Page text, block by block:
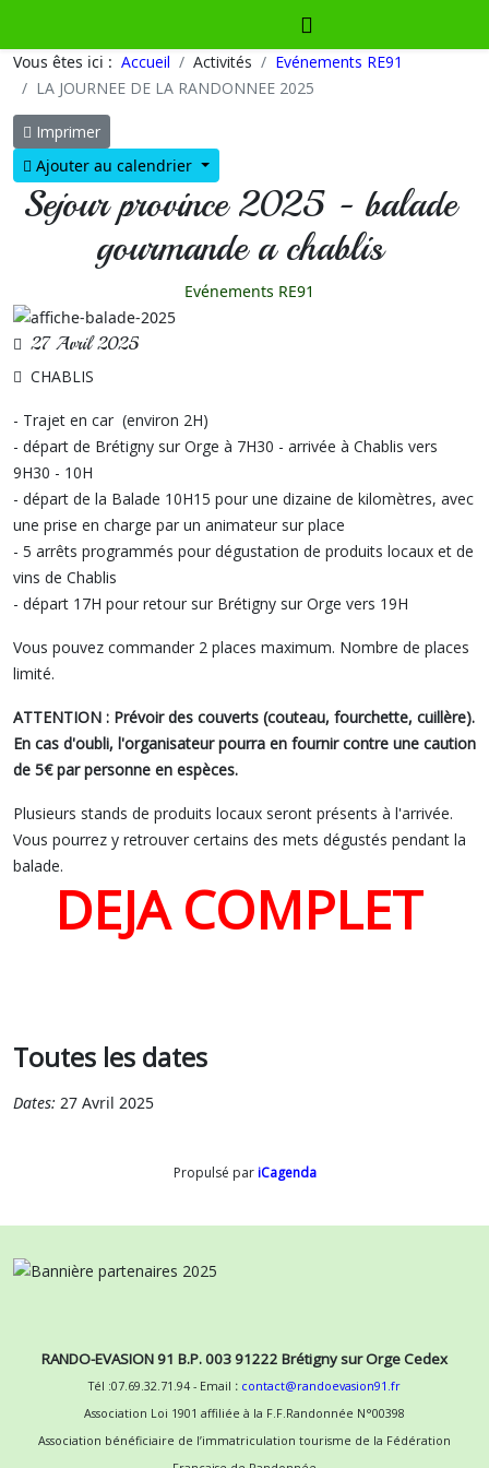
Vous êtes ici : Accueil Activités
Evénements RE91
LA JOURNEE DE LA RANDONNEE 2025
Imprimer
Ajouter au calendrier
Sejour province 2025 - balade
gourmande a chablis
Evénements RE91
27 Avril 2025
CHABLIS
- Trajet en car (environ 2H)
- départ de Brétigny sur Orge à 7H30 - arrivée à Chablis vers
9H30 - 10H
- départ de la Balade 10H15 pour une dizaine de kilomètres, avec
une prise en charge par un animateur sur place
- 5 arrêts programmés pour dégustation de produits locaux et de
vins de Chablis
- départ 17H pour retour sur Brétigny sur Orge vers 19H
Vous pouvez commander 2 places maximum. Nombre de places
limité.
ATTENTION : Prévoir des couverts (couteau, fourchette, cuillère).
En cas d'oubli, l'organisateur pourra en fournir contre une caution
de 5€ par personne en espèces.
Plusieurs stands de produits locaux seront présents à l'arrivée.
Vous pourrez y retrouver certains des mets dégustés pendant la
balade.
DEJA COMPLET
Toutes les dates
Dates: 27 Avril 2025
Propulsé pariCagenda
RANDO-EVASION 91 B.P. 003 91222 Brétigny sur Orge Cedex
Tél :07.69.32.71.94 - Email : contact@randoevasion91.fr
Association Loi 1901 affiliée à la F.F.Randonnée N°00398
Association bénéficiaire de l’immatriculation tourisme de la Fédération